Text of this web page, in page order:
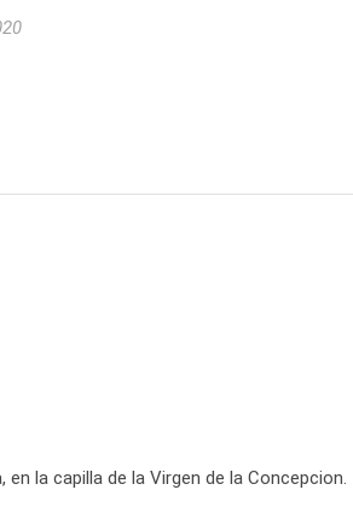
la capilla de la Virgen de la Concepcion.